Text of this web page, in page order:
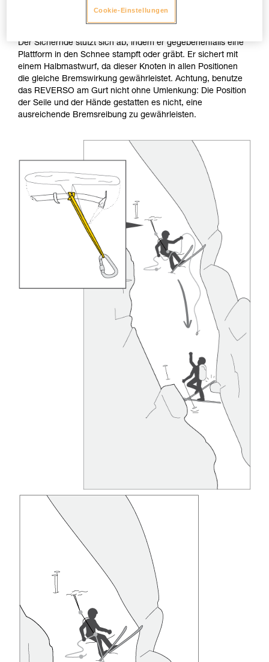
über den Körper und hält das Seil gestrafft, um ruckartige
Der Sichernde stützt sich ab, indem er gegebenenfalls eine
Plattform in den Schnee stampft oder gräbt. Er sichert mit
einem Halbmastwurf, da dieser Knoten in allen Positionen
die gleiche Bremswirkung gewährleistet. Achtung, benutze
das REVERSO am Gurt nicht ohne Umlenkung: Die Position
der Seile und der Hände gestatten es nicht, eine
ausreichende Bremsreibung zu gewährleisten.
Cookie-Einstellungen